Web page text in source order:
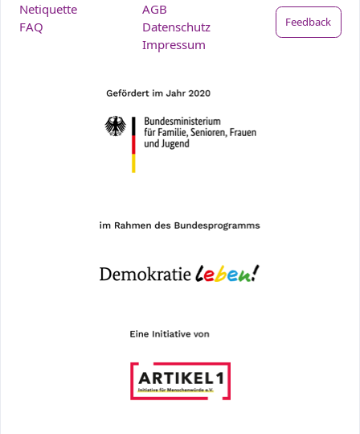
Netiquette
FAQ
AGB
Datenschutz
Impressum
Feedback